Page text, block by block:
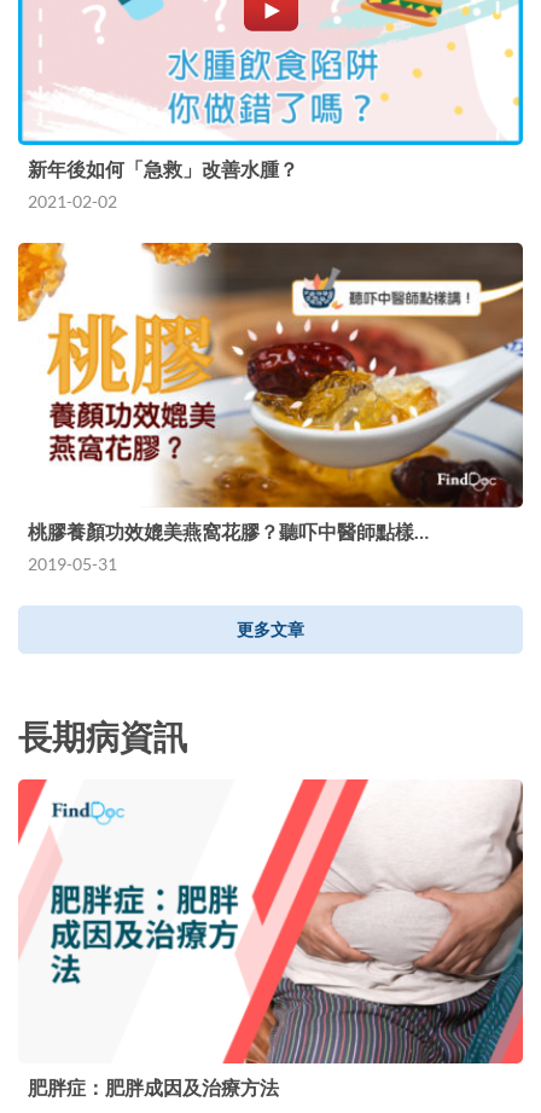
新年後如何「急救」改善水腫？
2021-02-02
桃膠養顏功效媲美燕窩花膠？聽吓中醫師點樣…
2019-05-31
更多文章
長期病資訊
肥胖症：肥胖成因及治療方法